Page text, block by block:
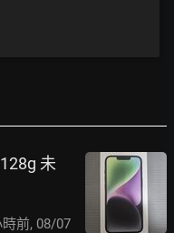
未
時前, 08/07